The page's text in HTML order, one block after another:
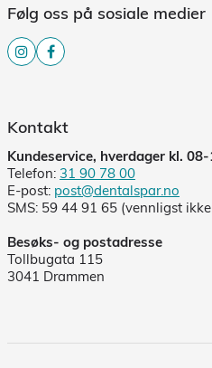
Følg oss på sosiale medier
Kontakt
Kundeservice, hverdager kl.
Telefon: 31 90 78 00
E-post: post@dentalspar.no
SMS: 59 44 91 65 (vennligst
Besøks- og postadresse
Tollbugata 115
3041 Drammen